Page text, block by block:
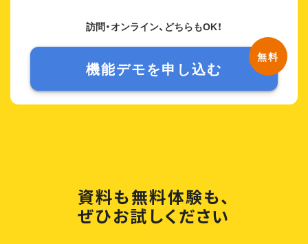
訪問・オンライン、どちらもOK！
機能デモを申し込む
資料も無料体験も、
ぜひお試しください